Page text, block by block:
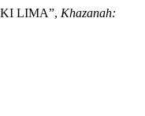
LIMA”, Khazanah: